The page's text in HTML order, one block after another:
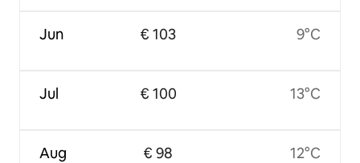
Jun
Jul
Aug
€ 103
€ 100
€ 98
9°C
13°C
12°C